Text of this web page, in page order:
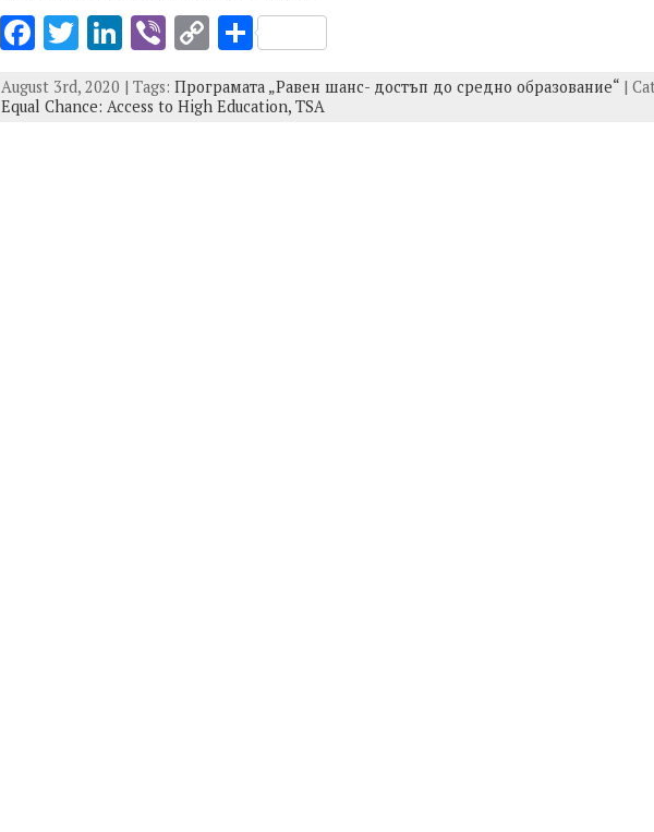
F
e
T
it
Li
k
Vi
er
C
p
S
ar
August 3rd, 2020 | Tags:Програмата „Равен шанс- достъп до средно образование“ |
Equal Chance: Access to High Education,TSA